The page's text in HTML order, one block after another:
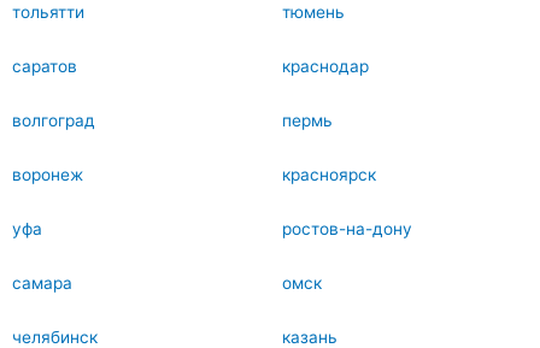
тольятти тюмень
саратов краснодар
волгоград пермь
воронеж красноярск
уфа ростов-на-дону
самара омск
челябинск казань